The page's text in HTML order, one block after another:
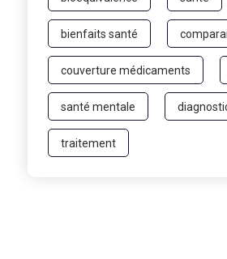
bienfaits santé
couverture médicaments
santé mentale
traitement